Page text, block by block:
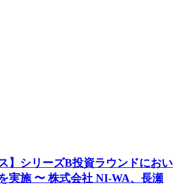
】シリーズB投資ラウンドにおい
実施 〜 株式会社 NI-WA、長瀬